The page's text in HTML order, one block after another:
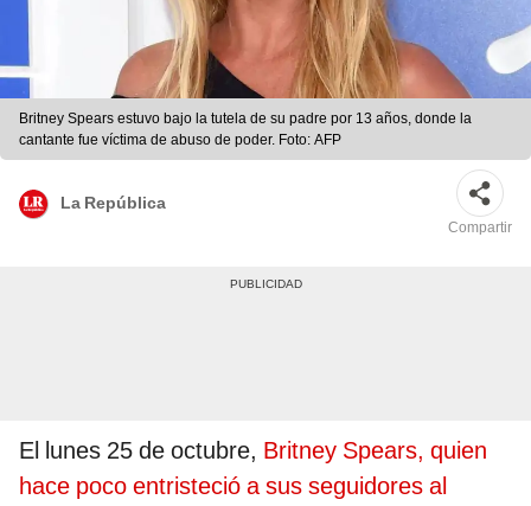
Britney Spears estuvo bajo la tutela de su padre por 13 años, donde la
cantante fue víctima de abuso de poder. Foto: AFP
La República
Compartir
El lunes 25 de octubre, Britney Spears, quien
hace poco entristeció a sus seguidores al